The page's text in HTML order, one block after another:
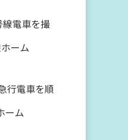
線電車を撮
ーム
行電車を順
ーム